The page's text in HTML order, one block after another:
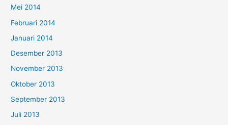
Mei 2014
Februari 2014
Januari 2014
Desember 2013
November 2013
Oktober 2013
September 2013
Juli 2013